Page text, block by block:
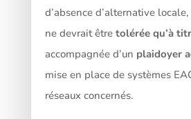
d’absence d’alternative
ne devrait être tolérée qu’à
accompagnée d’un plaidoyer
mise en place de systèmes
réseaux concernés.